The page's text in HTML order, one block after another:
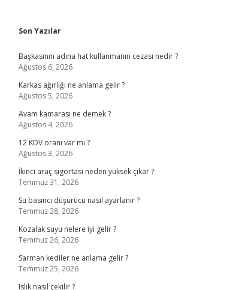
Sidebar
Son Yazılar
Başkasının adına hat kullanmanın cezası nedir ?
Ağustos 6, 2026
Karkas ağırlığı ne anlama gelir ?
Ağustos 5, 2026
Avam kamarası ne demek ?
Ağustos 4, 2026
12 KDV oranı var mı ?
Ağustos 3, 2026
İkinci araç sigortası neden yüksek çıkar ?
Temmuz 31, 2026
Su basıncı düşürücü nasıl ayarlanır ?
Temmuz 28, 2026
Kozalak suyu nelere iyi gelir ?
Temmuz 26, 2026
Sarman kediler ne anlama gelir ?
Temmuz 25, 2026
Islık nasıl çekilir ?